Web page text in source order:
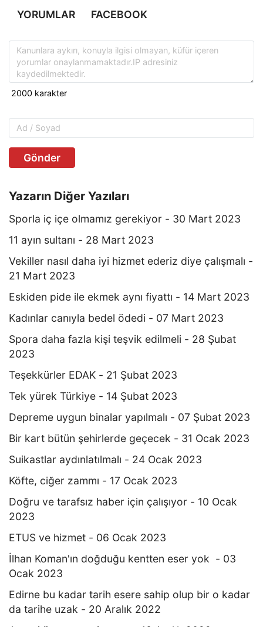
YORUMLAR FACEBOOK
Gönder
Yazarın Diğer Yazıları
Sporla iç içe olmamız gerekiyor - 30 Mart 2023
11 ayın sultanı - 28 Mart 2023
Vekiller nasıl daha iyi hizmet ederiz diye çalışmalı -
21 Mart 2023
Eskiden pide ile ekmek aynı fiyattı - 14 Mart 2023
Kadınlar canıyla bedel ödedi - 07 Mart 2023
Spora daha fazla kişi teşvik edilmeli - 28 Şubat
2023
Teşekkürler EDAK - 21 Şubat 2023
Tek yürek Türkiye - 14 Şubat 2023
Depreme uygun binalar yapılmalı - 07 Şubat 2023
Bir kart bütün şehirlerde geçecek - 31 Ocak 2023
Suikastlar aydınlatılmalı - 24 Ocak 2023
Köfte, ciğer zammı - 17 Ocak 2023
Doğru ve tarafsız haber için çalışıyor - 10 Ocak
2023
ETUS ve hizmet - 06 Ocak 2023
İlhan Koman'ın doğduğu kentten eser yok - 03
Ocak 2023
Edirne bu kadar tarih esere sahip olup bir o kadar
da tarihe uzak - 20 Aralık 2022